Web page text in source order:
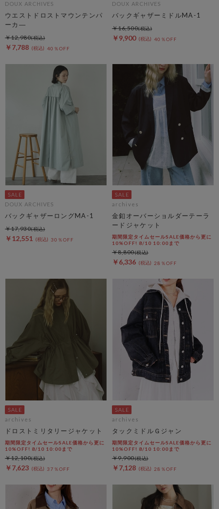
DOUX ARCHIVES
ウエストドロストマウンテンパ
ーカ―
￥7,788 40％OFF
￥12,980
DOUX ARCHIVES
バックギャザーミドルMA-1
￥9,900 40％OFF
￥16,500
DOUX ARCHIVES
バックギャザーロングMA-1
￥12,551 30％OFF
￥17,930
archives
金釦オーバーショルダーテーラ
ードジャケット
期間限定タイムセールSALE価格から更に
10%OFF! 8/10 10:00まで
￥6,336 28％OFF
￥8,800
archives
ドロストミリタリージャケット
期間限定タイムセールSALE価格から更に
10%OFF! 8/10 10:00まで
￥7,623 37％OFF
￥12,100
archives
タックミドルＧジャン
期間限定タイムセールSALE価格から更に
10%OFF! 8/10 10:00まで
￥7,128 28％OFF
￥9,900